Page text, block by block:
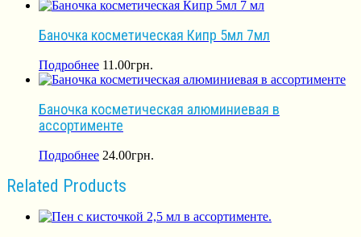
Баночка косметическая Кипр 5мл 7мл
Подробнее 11.00грн.
Баночка косметическая алюминиевая в
ассортименте
Подробнее 24.00грн.
Related Products